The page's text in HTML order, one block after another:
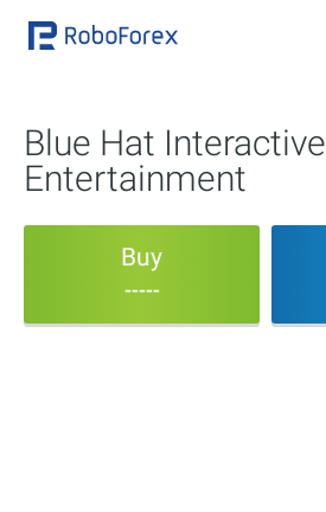
Blue Hat Interactive
Entertainment
Buy
-----